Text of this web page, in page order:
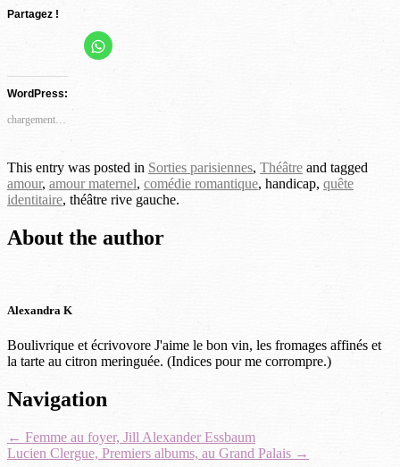
Partagez !
sur
Facebook(ouvre
nouvelle
fenêtre)
sur
Twitter(ouvre
nouvelle
fenêtre)
Cliquez
sur
Pinterest(ouvre
nouvelle
fenêtre)
Cliquez
nouvelle
fenêtre)
Cliquez
pour
WordPress:
chargement…
This entry was posted in Sorties parisiennes, Théâtre and tagged
amour, amour maternel, comédie romantique, handicap, quête
identitaire, théâtre rive gauche.
About the author
Alexandra K
Boulivrique et écrivovore J'aime le bon vin, les fromages affinés et
la tarte au citron meringuée. (Indices pour me corrompre.)
Post
Navigation
← Femme au foyer, Jill Alexander Essbaum
Lucien Clergue, Premiers albums, au Grand Palais →